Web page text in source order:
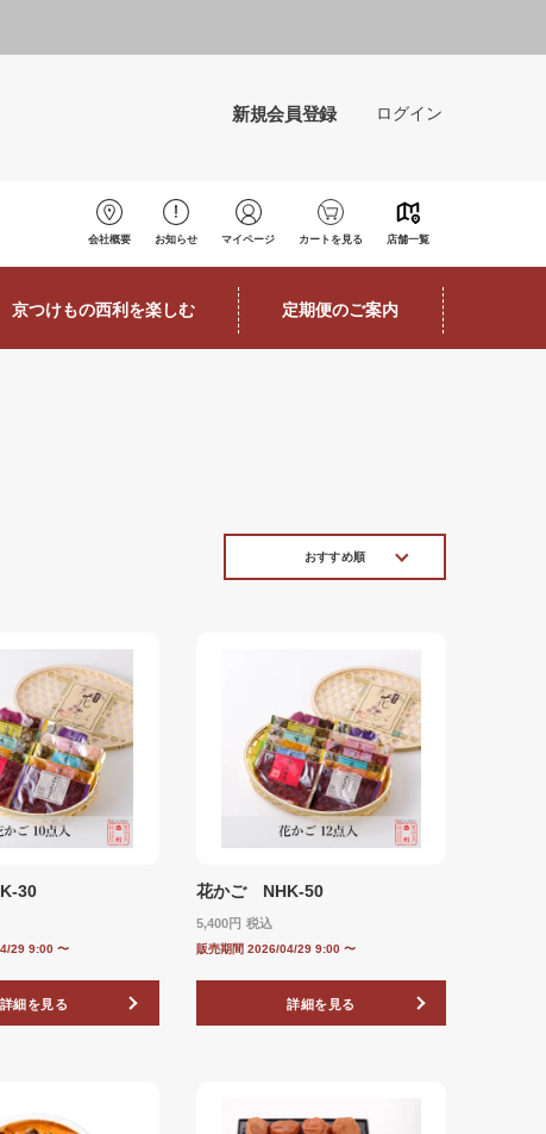
新規会員登録 ログイン
会社概要 お知らせ マイページ カートを見る 店舗一覧
京つけもの西利を楽しむ 定期便のご案内
おすすめ順
30
29 9:00 〜
詳細を見る
花かご NHK-50
5,400 税込
販売期間 2026/04/29 9:00 〜
詳細を見る